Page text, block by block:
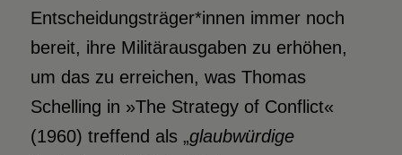
Entscheidungsträger*innen immer noch
bereit, ihre Militärausgaben zu erhöhen,
um das zu erreichen, was Thomas
Schelling in »The Strategy of Conflict«
(1960) treffend als „glaubwürdige